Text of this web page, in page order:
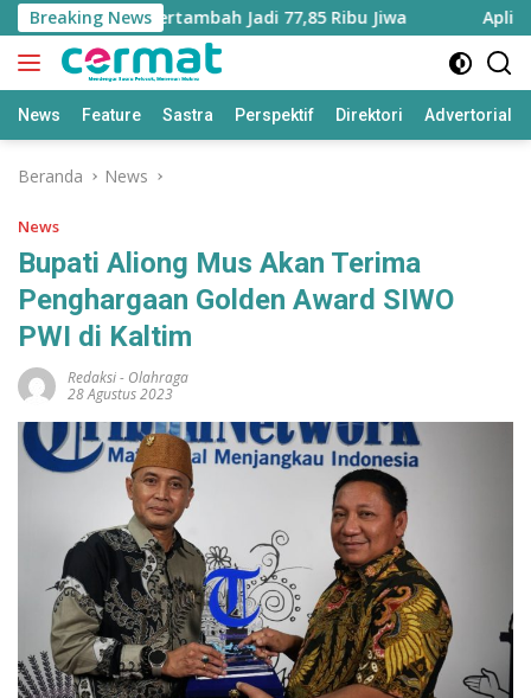
Langsung
ke
konten
Breaking News
Utara Bertambah Jadi 77,85 Ribu Jiwa Aplikasi
News Feature Sastra Perspektif Direktori Advertorial
Beranda News
News
Bupati Aliong Mus Akan Terima
Penghargaan Golden Award SIWO
PWI di Kaltim
Redaksi- Olahraga
28 Agustus 2023